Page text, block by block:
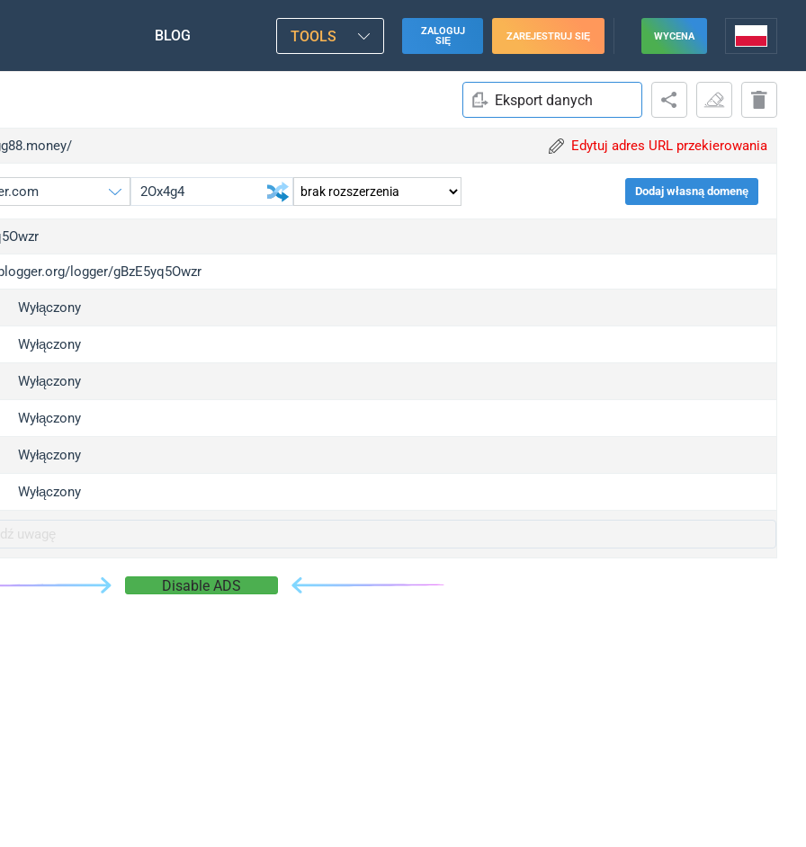
BLOG TOOLS
ZALOGUJ
SIĘ
ZAREJESTRUJ SIĘ WYCENA
Eksport danych
Edytuj adres URL przekierowania
Dodaj własną domenę
logger/gBzE5yq5Owzr
Wyłączony
Wyłączony
Wyłączony
Wyłączony
Wyłączony
Wyłączony
Disable ADS